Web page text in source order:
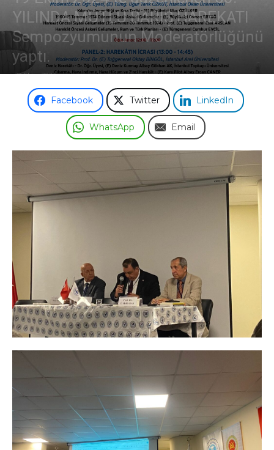
Odası
YILINDA MUTLU BARIŞ HAREKATI
Sempozyumunun Moderatörlüğünü
yaptı.
20 Ekim 2024
Facebook Twitter LinkedIn
WhatsApp Email